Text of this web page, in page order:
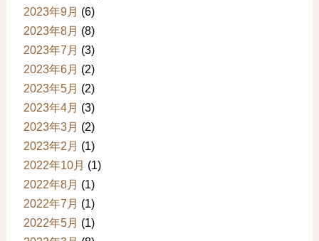
2023年9月 (6)
2023年8月 (8)
2023年7月 (3)
2023年6月 (2)
2023年5月 (2)
2023年4月 (3)
2023年3月 (2)
2023年2月 (1)
2022年10月 (1)
2022年8月 (1)
2022年7月 (1)
2022年5月 (1)